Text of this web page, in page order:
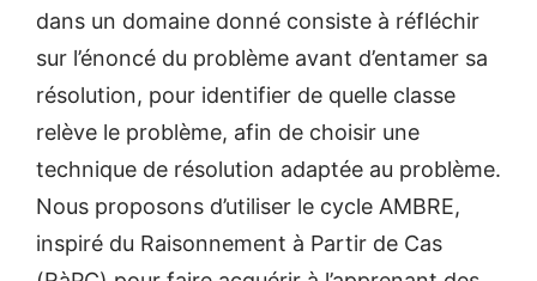
dans un domaine donné consiste à réfléchir
sur l’énoncé du problème avant d’entamer sa
résolution, pour identifier de quelle classe
relève le problème, afin de choisir une
technique de résolution adaptée au problème.
Nous proposons d’utiliser le cycle AMBRE,
inspiré du Raisonnement à Partir de Cas